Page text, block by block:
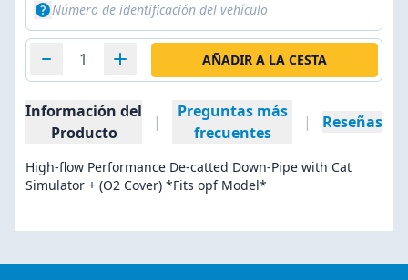
AÑADIR A LA CESTA
Información del
Producto
|
Preguntas más
frecuentes
| Reseñas
High-flow Performance De-catted Down-Pipe with Cat
Simulator + (O2 Cover) *Fits opf Model*